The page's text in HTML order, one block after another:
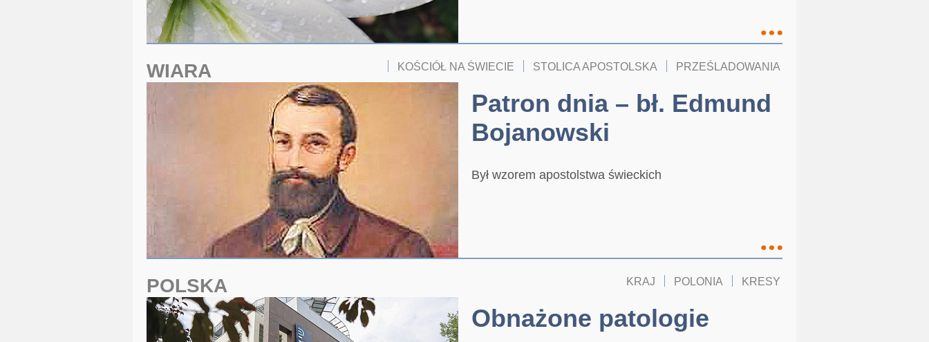
WIARA PRZEŚLADOWANIA
STOLICA APOSTOLSKA
KOŚCIÓŁ NA ŚWIECIE
Patron dnia – bł. Edmund
Bojanowski
Był wzorem apostolstwa świeckich
POLSKA KRESY
POLONIA
KRAJ
Obnażone patologie